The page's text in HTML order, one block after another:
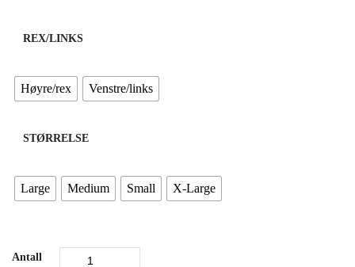
REX/LINKS
Høyre/rex Venstre/links
STØRRELSE
Large Medium Small X-Large
Antall